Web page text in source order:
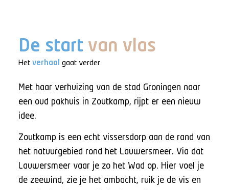
De start van vlas
Het verhaal gaat verder
Met haar verhuizing van de stad Groningen naar
een oud pakhuis in Zoutkamp, rijpt er een nieuw
idee.
Zoutkamp is een echt vissersdorp aan de rand van
het natuurgebied rond het Lauwersmeer. Via dat
Lauwersmeer vaar je zo het Wad op. Hier voel je
de zeewind, zie je het ambacht, ruik je de vis en